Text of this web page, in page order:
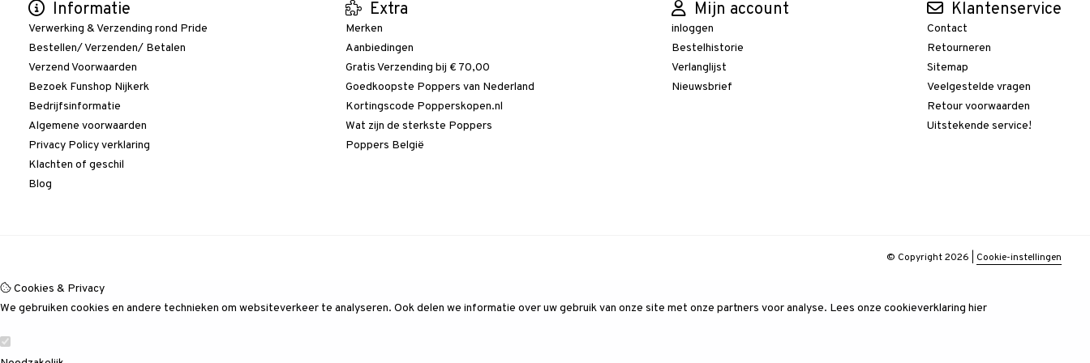
Informatie
Verwerking & Verzending rond Pride
Bestellen/ Verzenden/ Betalen
Verzend Voorwaarden
Bezoek Funshop Nijkerk
Bedrijfsinformatie
Algemene voorwaarden
Privacy Policy verklaring
Klachten of geschil
Blog
Extra
Merken
Aanbiedingen
Gratis Verzending bij € 70,00
Goedkoopste Poppers van Nederland
Kortingscode Popperskopen.nl
Wat zijn de sterkste Poppers
Poppers België
Mijn account
inloggen
Bestelhistorie
Verlanglijst
Nieuwsbrief
Klantenservice
Contact
Retourneren
Sitemap
Veelgestelde vragen
Retour voorwaarden
Uitstekende service!
© Copyright 2026 Cookie-instellingen
Cookies & Privacy
We gebruiken cookies en andere technieken om websiteverkeer te analyseren. Ook delen we informatie over uw gebruik van onze site met onze partners voor analyse. Lees onze cookieverklaring hier